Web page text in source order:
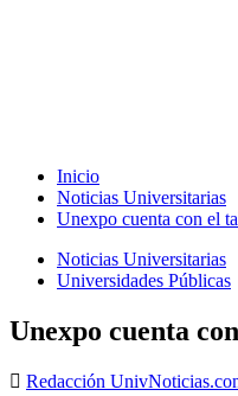
Inicio
Noticias Universitarias
Unexpo cuenta con el
Noticias Universitarias
Universidades Públicas
Unexpo cuenta
Redacción